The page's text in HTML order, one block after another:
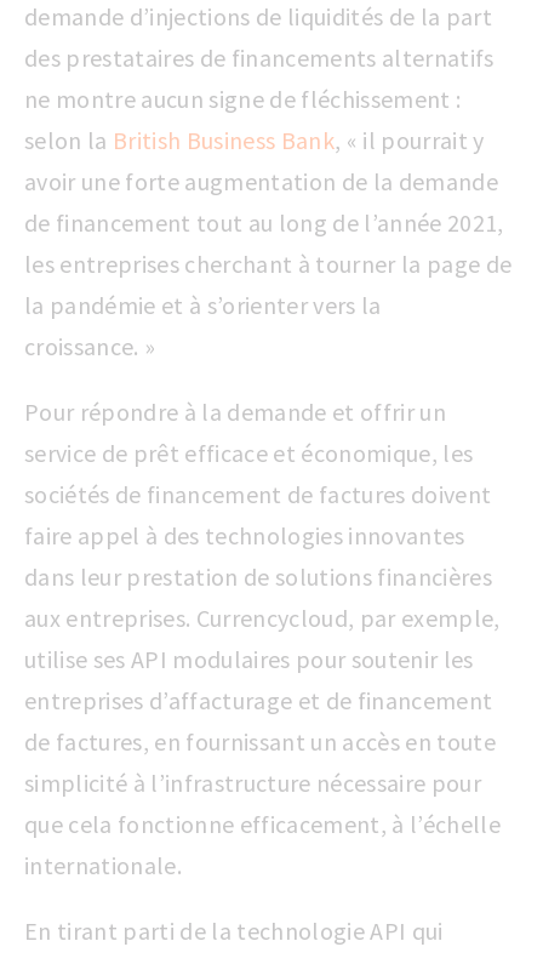
demande d’injections de liquidités de la part
des prestataires de financements alternatifs
ne montre aucun signe de fléchissement :
selon la British Business Bank, « il pourrait y
avoir une forte augmentation de la demande
de financement tout au long de l’année 2021,
les entreprises cherchant à tourner la page de
la pandémie et à s’orienter vers la
croissance. »
Pour répondre à la demande et offrir un
service de prêt efficace et économique, les
sociétés de financement de factures doivent
faire appel à des technologies innovantes
dans leur prestation de solutions financières
aux entreprises. Currencycloud, par exemple,
utilise ses API modulaires pour soutenir les
entreprises d’affacturage et de financement
de factures, en fournissant un accès en toute
simplicité à l’infrastructure nécessaire pour
que cela fonctionne efficacement, à l’échelle
internationale.
En tirant parti de la technologie API qui